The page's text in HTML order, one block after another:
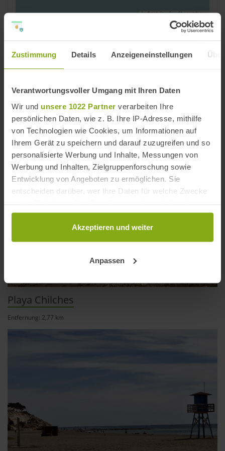
Zustimmung Details Anzeigeneinstellungen
Verantwortungsvoller Umgang mit Ihren Daten
Wir und unsere 1022 Partner verarbeiten Ihre
persönlichen Daten, wie z. B. Ihre IP-Adresse, mithilfe
von Technologien wie Cookies, um Informationen auf
Ihrem Gerät zu speichern und darauf zuzugreifen und so
personalisierte Werbung und Inhalte, Messungen von
Werbung und Inhalten, Zielgruppenforschung sowie
Entwicklung von Angeboten zu ermöglichen. Sie
entscheiden darüber, wer Ihre Daten für welche Zwecke
Cookie-Erklärung oder durch Klicken auf das Privacy
Trigger Symbol ändern oder widerrufen
Informationen über Ihre geografische Lage
können
Ihr Gerät durch aktives Scannen nach
bestimmten Merkmalen (Fingerprinting) identifizieren
Erfahren Sie mehr darüber, wie Ihre persönlichen Daten
notwendig sind, jedoch helfen das Onlineangebot zu
verbessern und wirtschaftlich zu betreiben. Du kannst in
den Einsatz der nicht notwendigen Cookies mit dem Klick
auf die Schaltfläche »Akzeptieren« einwilligen oder dich
Akzeptieren und weiter
Anpassen
Leaflet | ©OpenStreetMapcontributors
Strände
Strände in der Nähe
Playa Chilches
Entfernung: 2,77 km